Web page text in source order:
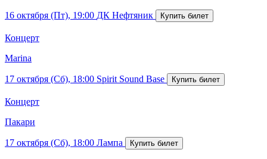
16 октября (Пт), 19:00 ДК Нефтяник
Концерт
Marina
17 октября (Сб), 18:00 Spirit Sound Base
Концерт
Пакари
17 октября (Сб), 18:00 Лампа